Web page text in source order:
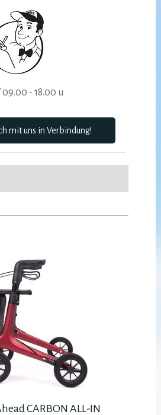
09.00 - 18.00 u
mit uns in Verbindung!
CARBON ALL-IN